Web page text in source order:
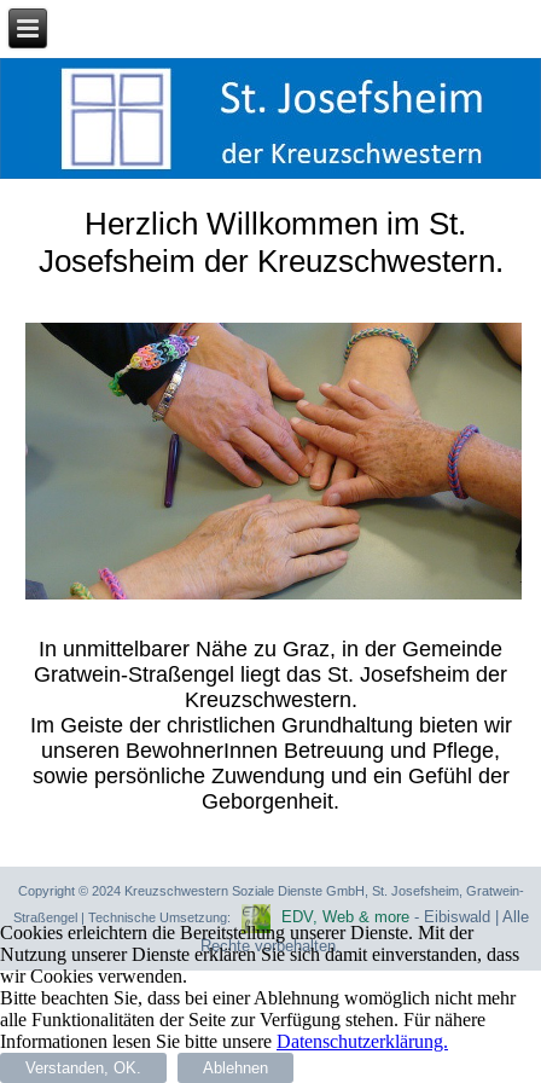
Herzlich Willkommen im St.
Josefsheim der Kreuzschwestern.
In unmittelbarer Nähe zu Graz, in der Gemeinde
Gratwein-Straßengel liegt das St. Josefsheim der
Kreuzschwestern.
Im Geiste der christlichen Grundhaltung bieten wir
unseren BewohnerInnen Betreuung und Pflege,
sowie persönliche Zuwendung und ein Gefühl der
Geborgenheit.
Copyright © 2024 Kreuzschwestern Soziale Dienste GmbH, St. Josefsheim, Gratwein-
Straßengel | Technische Umsetzung:
EDV, Web & more- Eibiswald | Alle
Rechte vorbehalten.
Cookies erleichtern die Bereitstellung unserer Dienste. Mit der
Nutzung unserer Dienste erklären Sie sich damit einverstanden, dass
wir Cookies verwenden.
Bitte beachten Sie, dass bei einer Ablehnung womöglich nicht mehr
alle Funktionalitäten der Seite zur Verfügung stehen. Für nähere
Informationen lesen Sie bitte unsere Datenschutzerklärung.
Verstanden, OK. Ablehnen